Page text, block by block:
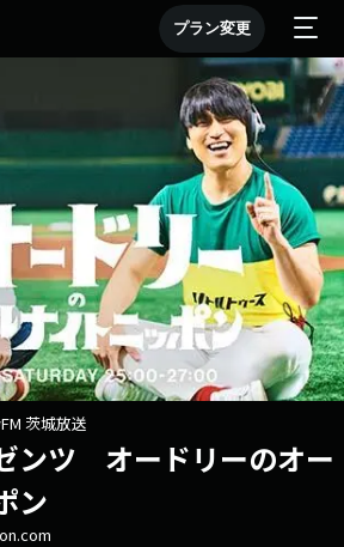
プラン変更
茨城放送
ンツ オードリーのオー
ン